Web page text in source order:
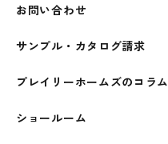
お問い合わせ
サンプル・カタログ請求
プレイリーホームズのコラム
ショールーム